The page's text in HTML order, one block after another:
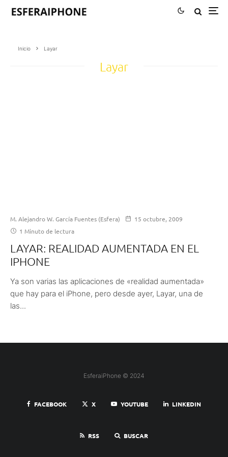
Inicio Layar
Layar
M. Alejandro W. García Fuentes (Esfera)
15 octubre, 2009
1 Minuto de lectura
LAYAR: REALIDAD AUMENTADA EN EL
IPHONE
Ya son varias las aplicaciones de «realidad aumentada»
que hay para el iPhone, pero desde ayer, Layar, una de
las...
EsferaiPhone © 2024
FACEBOOK X YOUTUBE LINKEDIN
RSS BUSCAR